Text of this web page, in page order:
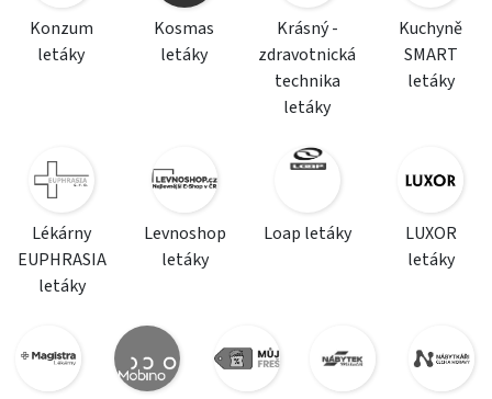
Konzum
letáky
Kosmas
letáky
Krásný -
zdravotnická
technika
letáky
Kuchyně
SMART
letáky
Lékárny
EUPHRASIA
letáky
Levnoshop
letáky
Loap letáky
LUXOR
letáky